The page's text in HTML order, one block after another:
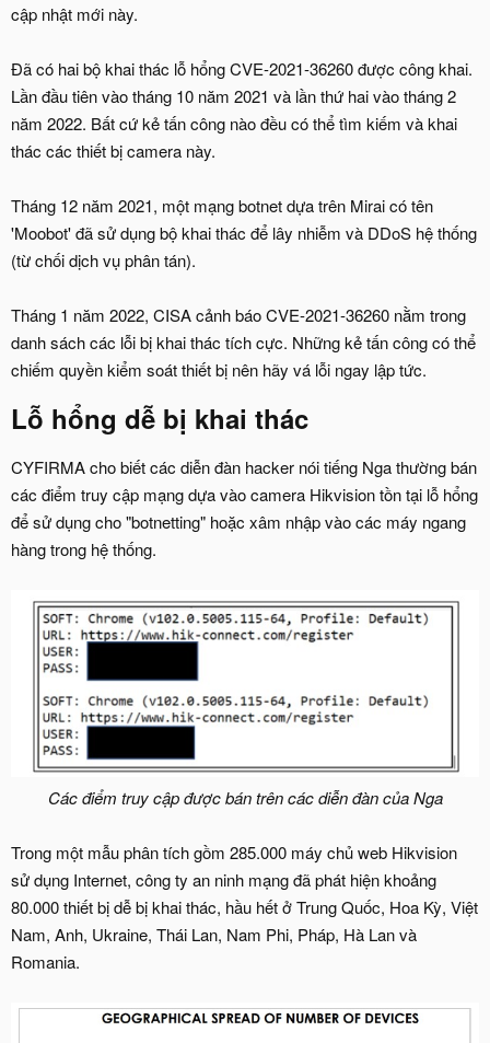
cập nhật mới này.
Đã có hai bộ khai thác lỗ hổng CVE-2021-36260 được công khai.
Lần đầu tiên vào tháng 10 năm 2021 và lần thứ hai vào tháng 2
năm 2022. Bất cứ kẻ tấn công nào đều có thể tìm kiếm và khai
thác các thiết bị camera này.
Tháng 12 năm 2021, một mạng botnet dựa trên Mirai có tên
'Moobot' đã sử dụng bộ khai thác để lây nhiễm và DDoS hệ thống
(từ chối dịch vụ phân tán).
Tháng 1 năm 2022, CISA cảnh báo CVE-2021-36260 nằm trong
danh sách các lỗi bị khai thác tích cực. Những kẻ tấn công có thể
chiếm quyền kiểm soát thiết bị nên hãy vá lỗi ngay lập tức.
Lỗ hổng dễ bị khai thác
CYFIRMA cho biết các diễn đàn hacker nói tiếng Nga thường bán
các điểm truy cập mạng dựa vào camera Hikvision tồn tại lỗ hổng
để sử dụng cho "botnetting" hoặc xâm nhập vào các máy ngang
hàng trong hệ thống.
Các điểm truy cập được bán trên các diễn đàn của Nga
Trong một mẫu phân tích gồm 285.000 máy chủ web Hikvision
sử dụng Internet, công ty an ninh mạng đã phát hiện khoảng
80.000 thiết bị dễ bị khai thác, hầu hết ở Trung Quốc, Hoa Kỳ, Việt
Nam, Anh, Ukraine, Thái Lan, Nam Phi, Pháp, Hà Lan và
Romania.